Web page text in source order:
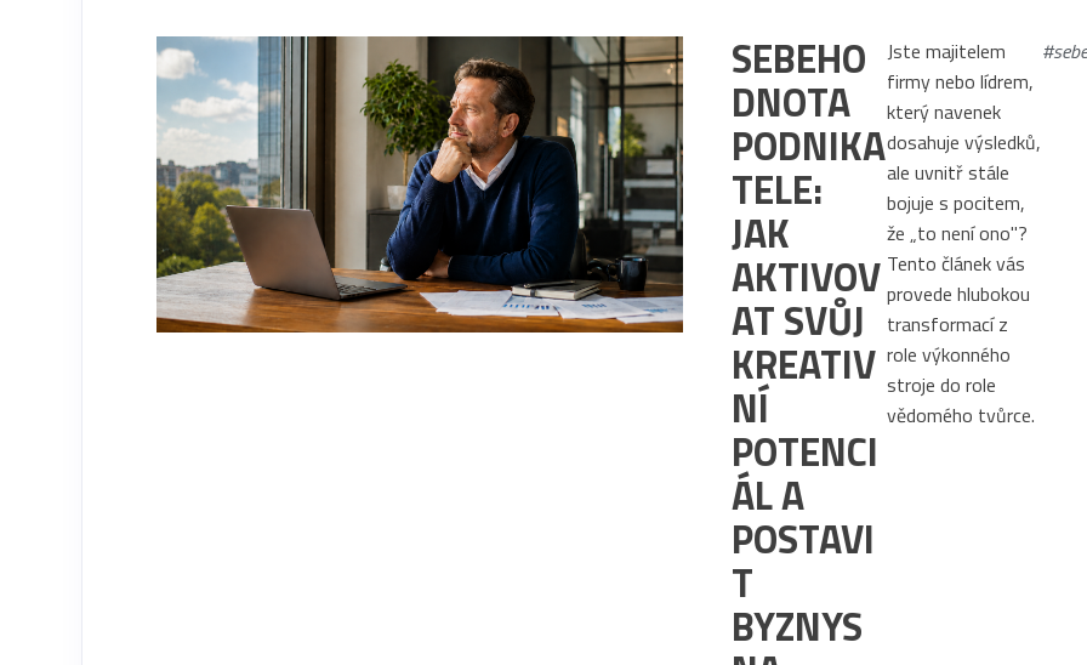
SEBEHO
DNOTA
PODNIKA
TELE:
JAK
AKTIVOV
AT SVŮJ
KREATIV
NÍ
POTENCI
ÁL A
POSTAVI
T
BYZNYS
Jste majitelem
firmy nebo lídrem,
který navenek
dosahuje výsledků,
ale uvnitř stále
bojuje s pocitem,
že „to není ono"?
Tento článek vás
provede hlubokou
transformací z
role výkonného
stroje do role
vědomého tvůrce.